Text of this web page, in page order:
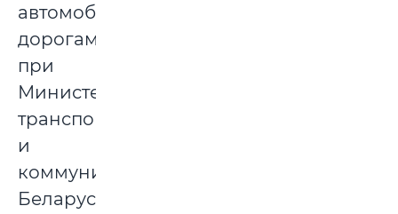
автомобильным
дорогам
при
Министерстве
транспорта
и
коммуникаций
Беларуси,